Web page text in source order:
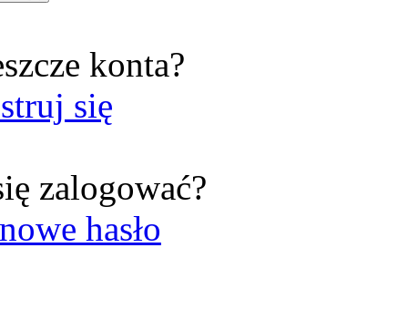
konta?
się
zalogować?
hasło